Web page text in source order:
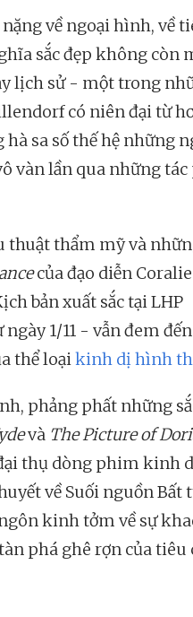
về ngoại hình, về
sắc đẹp không còn
lịch sử - một trong
có niên đại từ
sa số thế hệ những
vàn lần qua những
thuật thẩm mỹ và
của đạo diễn Coralie
bản xuất sắc tại LHP
ngày 1/11 - vẫn đem
thể loạikinh dị hình
phảng phất những
và The Picture of
thụ dòng phim kinh
về Suối nguồn Bất
kinh tởm về sự
phá ghê rợn của tiêu